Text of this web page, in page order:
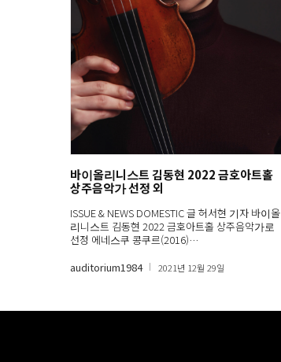
바이올리니스트 김동현 2022 금호아트홀
상주음악가 선정 외
ISSUE & NEWS DOMESTIC 글 허서현 기자 바이올
리니스트 김동현 2022 금호아트홀 상주음악가로
선정 에네스쿠 콩쿠르(2016)…
auditorium1984
2021년 12월 29일